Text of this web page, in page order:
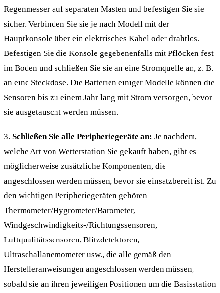
Regenmesser auf separaten Masten und befestigen Sie sie
sicher. Verbinden Sie sie je nach Modell mit der
Hauptkonsole über ein elektrisches Kabel oder drahtlos.
Befestigen Sie die Konsole gegebenenfalls mit Pflöcken fest
im Boden und schließen Sie sie an eine Stromquelle an, z. B.
an eine Steckdose. Die Batterien einiger Modelle können die
Sensoren bis zu einem Jahr lang mit Strom versorgen, bevor
sie ausgetauscht werden müssen.
3. Schließen Sie alle Peripheriegeräte an: Je nachdem,
welche Art von Wetterstation Sie gekauft haben, gibt es
möglicherweise zusätzliche Komponenten, die
angeschlossen werden müssen, bevor sie einsatzbereit ist. Zu
den wichtigen Peripheriegeräten gehören
Thermometer/Hygrometer/Barometer,
Windgeschwindigkeits-/Richtungssensoren,
Luftqualitätssensoren, Blitzdetektoren,
Ultraschallanemometer usw., die alle gemäß den
Herstelleranweisungen angeschlossen werden müssen,
sobald sie an ihren jeweiligen Positionen um die Basisstation